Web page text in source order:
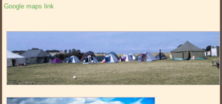
Google maps link